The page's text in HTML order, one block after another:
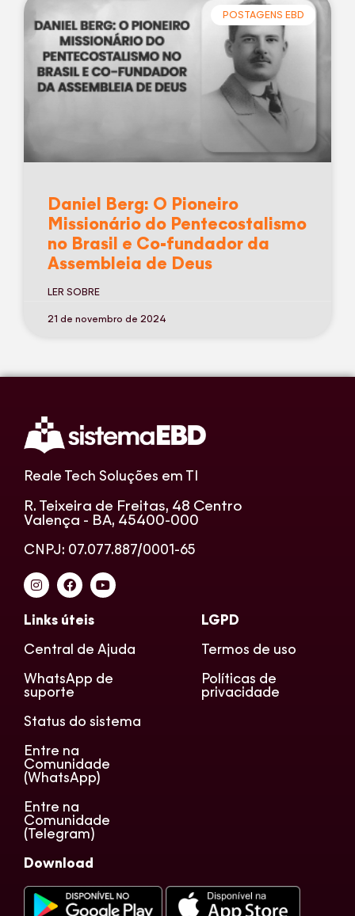
POSTAGENS EBD
Daniel Berg: O Pioneiro
Missionário do Pentecostalismo
no Brasil e Co-fundador da
Assembleia de Deus
LER SOBRE
21 de novembro de 2024
Reale Tech Soluções em TI
R. Teixeira de Freitas, 48 Centro
Valença - BA, 45400-000
CNPJ: 07.077.887/0001-65
Links úteis
Central de Ajuda
WhatsApp de
suporte
Status do sistema
Entre na
Comunidade
(WhatsApp)
Entre na
Comunidade
(Telegram)
LGPD
Termos de uso
Políticas de
privacidade
Download